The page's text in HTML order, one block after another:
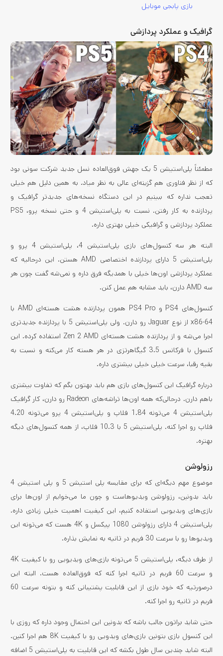
بازی پابجی موبایل
گرافیک و عملکرد پردازشی
مطمئناً پلی‌استیشن 5 یک جهش فوق‌العاده نسل جدید شرکت سونی بود
که از نظر فناوری هم گزینه‌ای عالی به نظر میاد. به همین دلیل هم خیلی
تعجب نداره که ببینیم در این دستگاه نسخه‌های جدیدتر گرافیک و
پردازنده به کار رفتن. نسبت به پلی‌استیشن 4 و حتی نسخه پرو، PS5
عملکرد پردازشی و گرافیکی خیلی بهتری داره.
البته هر سه کنسول‌های بازی پلی‌استیشن 4، پلی‌استیشن 4 پرو و
پلی‌استیشن 5 دارای پردازنده اختصاصی AMD هستن. این‌ درحالیه ‌که
عملکرد پردازشی اون‌ها خیلی با همدیگه فرق داره و نمی‌شه گفت چون هر
سه AMD دارن، باید مشابه هم عمل کنن.
کنسول‌های PS4 و PS4 Pro همون پردازنده هشت هسته‌ای AMD با
x86-64 از نوع Jaguar رو دارن. ولی پلی‌استیشن 5 با پردازنده جدیدتری
اجرا می‌شه و از پردازنده هشت هسته‌ای Zen 2 AMD استفاده کرده. این
کنسول با فرکانس 3.5 گیگاهرتزی در هر هسته کار می‌کنه و نسبت به
بقیه رقبا، سرعت خیلی خیلی بیشتری داره.
درباره گرافیک این کنسول‌های بازی هم باید بهتون بگم که تفاوت بیشتری
باهم دارن. درحالی‌که همه اون‌ها تراشه‌های Radeon رو دارن، کار گرافیک
پلی‌استیشن 4 می‌تونه 1.84 فلاپ و پلی‌استیشن 4 پرو می‌تونه 4.20
فلاپ رو اجرا کنه. پلی‌استیشن 5 با 10.3 فلاپ، از همه کنسول‌های دیگه
بهتره.
رزولوشن
موضوع مهم دیگه‌ای که برای مقایسه پلی استیشن 5 و پلی استیشن 4
باید بدونین، رزولوشن ویدیوهاست و چون ما می‌خوایم از اون‌ها برای
بازی‌های ویدیویی استفاده کنیم، این کیفیت اهمیت خیلی زیادی داره.
پلی‌استیشن 4 دارای رزولوشن 1080 پیکسل و 4K هست که می‌تونه این
ویدیوها رو با سرعت 30 فریم در ثانیه به نمایش بذاره.
از طرف دیگه، پلی‌استیشن 5 می‌تونه بازی‌های ویدیویی رو با کیفیت 4K
و سرعت 60 فریم در ثانیه اجرا کنه که فوق‌العاده هست. البته این
درصورتیه که خود بازی از این قابلیت پشتیبانی کنه و بتونه سرعت 60
فریم در ثانیه رو اجرا کنه.
حتی شاید براتون جالب باشه که بدونین این احتمال وجود داره که روزی با
این کنسول بازی بتونین باز‌ی‌های ویدویی رو با کیفیت 8K هم اجرا کنین.
البته شاید چندین سال طول بکشه که این قابلیت به پلی‌استیشن 5 اضافه